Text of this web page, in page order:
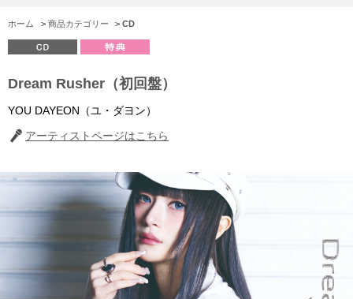
ホーム > 商品カテゴリー > CD
Dream Rusher（初回盤）
YOU DAYEON（ユ・ダヨン）
アーティストページはこちら